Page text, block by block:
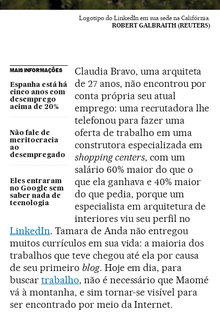
Logotipo do LinkedIn em sua sede na Califórnia.
ROBERT GALBRAITH (REUTERS)
MAIS INFORMAÇÕES
Espanha está há
cinco anos com
desemprego
acima de 20%
Não fale de
meritocracia
ao
desempregado
Eles entraram
no Google sem
saber nada de
tecnologia
Claudia Bravo, uma arquiteta
de 27 anos, não encontrou por
conta própria seu atual
emprego: uma recrutadora lhe
telefonou para fazer uma
oferta de trabalho em uma
construtora especializada em
shopping centers, com um
salário 60% maior do que o
que ela ganhava e 40% maior
do que pedia, porque um
especialista em arquitetura de
interiores viu seu perfil no
LinkedIn. Tamara de Anda não entregou
muitos currículos em sua vida: a maioria dos
trabalhos que teve chegou até ela por causa
de seu primeiro blog. Hoje em dia, para
buscar trabalho, não é necessário que Maomé
vá à montanha, e sim tornar-se visível para
ser encontrado por meio da Internet.